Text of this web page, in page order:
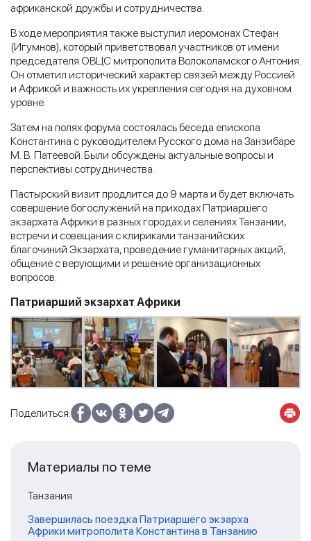
африканской дружбы и сотрудничества.
В ходе мероприятия также выступил иеромонах Стефан
(Игумнов), который приветствовал участников от имени
председателя ОВЦС митрополита Волоколамского Антония.
Он отметил исторический характер связей между Россией
и Африкой и важность их укрепления сегодня на духовном
уровне.
Затем на полях форума состоялась беседа епископа
Константина с руководителем Русского дома на Занзибаре
М. В. Патеевой. Были обсуждены актуальные вопросы и
перспективы сотрудничества.
Пастырский визит продлится до 9 марта и будет включать
совершение богослужений на приходах Патриаршего
экзархата Африки в разных городах и селениях Танзании,
встречи и совещания с клириками танзанийских
благочиний Экзархата, проведение гуманитарных акций,
общение с верующими и решение организационных
вопросов.
Патриарший экзархат Африки
Поделиться:
Материалы по теме
Танзания
Завершилась поездка Патриаршего экзарха
Африки митрополита Константина в Танзанию